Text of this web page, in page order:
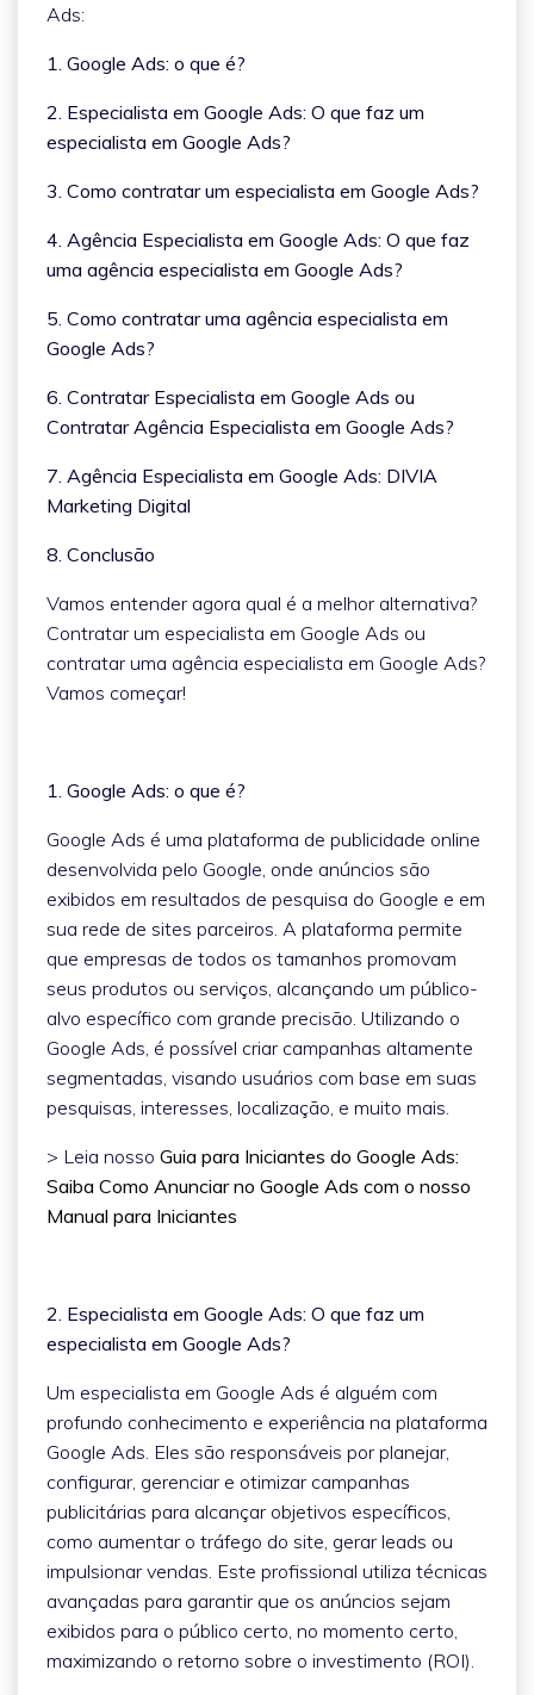
Ads:
1. Google Ads: o que é?
2. Especialista em Google Ads: O que faz um
especialista em Google Ads?
3. Como contratar um especialista em Google Ads?
4. Agência Especialista em Google Ads: O que faz
uma agência especialista em Google Ads?
5. Como contratar uma agência especialista em
Google Ads?
6. Contratar Especialista em Google Ads ou
Contratar Agência Especialista em Google Ads?
7. Agência Especialista em Google Ads: DIVIA
Marketing Digital
8. Conclusão
Vamos entender agora qual é a melhor alternativa?
Contratar um especialista em Google Ads ou
contratar uma agência especialista em Google Ads?
Vamos começar!
1. Google Ads: o que é?
Google Ads é uma plataforma de publicidade online
desenvolvida pelo Google, onde anúncios são
exibidos em resultados de pesquisa do Google e em
sua rede de sites parceiros. A plataforma permite
que empresas de todos os tamanhos promovam
seus produtos ou serviços, alcançando um público-
alvo específico com grande precisão. Utilizando o
Google Ads, é possível criar campanhas altamente
segmentadas, visando usuários com base em suas
pesquisas, interesses, localização, e muito mais.
> Leia nosso Guia para Iniciantes do Google Ads:
Saiba Como Anunciar no Google Ads com o nosso
Manual para Iniciantes
2. Especialista em Google Ads: O que faz um
especialista em Google Ads?
Um especialista em Google Ads é alguém com
profundo conhecimento e experiência na plataforma
Google Ads. Eles são responsáveis por planejar,
configurar, gerenciar e otimizar campanhas
publicitárias para alcançar objetivos específicos,
como aumentar o tráfego do site, gerar leads ou
impulsionar vendas. Este profissional utiliza técnicas
avançadas para garantir que os anúncios sejam
exibidos para o público certo, no momento certo,
maximizando o retorno sobre o investimento (ROI).